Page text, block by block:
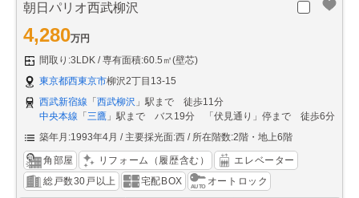
朝日パリオ西武柳沢
4,280万円
間取り:3LDK
専有面積:60.5㎡(壁芯)
東京都西東京市柳沢2丁目13-15
西武新宿線 「 西武柳沢 」駅まで 徒歩11分
中央本線 「 三鷹 」駅まで バス19分 「伏見通り」停まで 徒歩6分
築年月:1993年4月
主要採光面:西 所在階数:2階・地上6階
角部屋 リフォーム（履歴含む）
エレベーター
総戸数30戸以上
宅配BOX オートロック